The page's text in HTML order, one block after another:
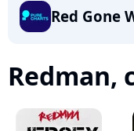
Red Gone
Redman,